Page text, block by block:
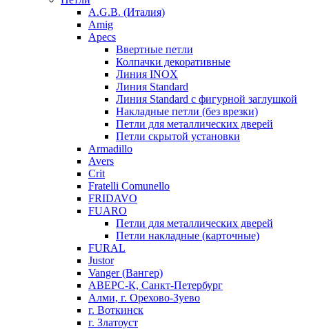
A.G.B. (Италия)
Amig
Apecs
Ввертные петли
Колпачки декоративные
Линия INOX
Линия Standard
Линия Standard с фигурной заглушкой
Накладные петли (без врезки)
Петли для металлических дверей
Петли скрытой установки
Armadillo
Avers
Crit
Fratelli Comunello
FRIDAVO
FUARO
Петли для металлических дверей
Петли накладные (карточные)
FURAL
Justor
Vanger (Вангер)
АВЕРС-К, Санкт-Петербург
Алми, г. Орехово-Зуево
г. Воткинск
г. Златоуст